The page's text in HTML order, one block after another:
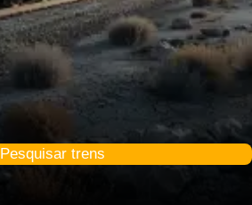
Pesquisar trens